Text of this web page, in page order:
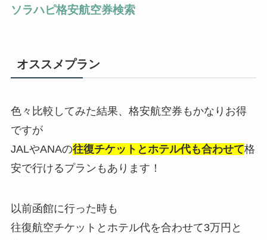
ソラハピ格安航空券検索
オススメプラン
色々比較してみた結果、格安航空券もかなりお得
ですが
JALやANAの往復チケットとホテル代も合わせて格
安で行けるプランもあります！
以前函館に行った時も
往復航空チケットとホテル代を合わせて3万円と